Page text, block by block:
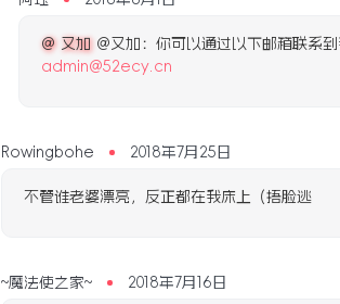
@ 又加 @又加：你可以通过以下邮箱联系
admin@52ecy.cn
Rowingbohe 2018年7月25日
不管谁老婆漂亮，反正都在我床上（捂脸逃
~魔法使之家~ 2018年7月16日